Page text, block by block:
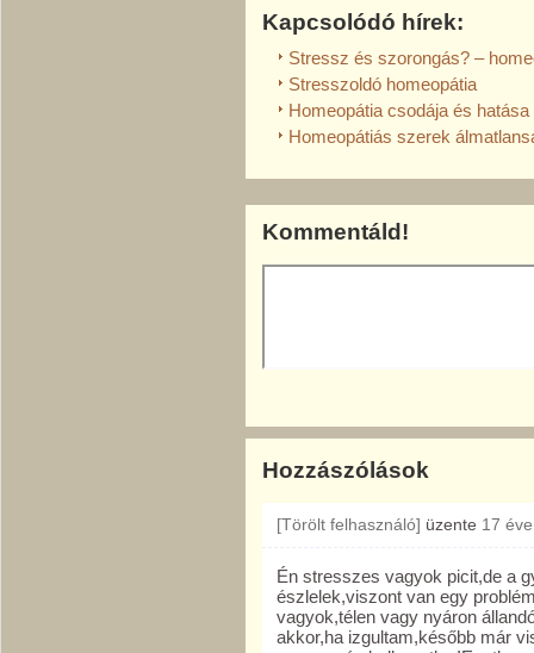
Kapcsolódó hírek:
Stressz és szorongás? –
Stresszoldó homeopátia
Homeopátia csodája és hatása
Homeopátiás szerek
Kommentáld!
Hozzászólások
[Törölt felhasználó] üzente 17 éve
Én stresszes vagyok picit,de a
észlelek,viszont van egy
vagyok,télen vagy nyáron
akkor,ha izgultam,később már